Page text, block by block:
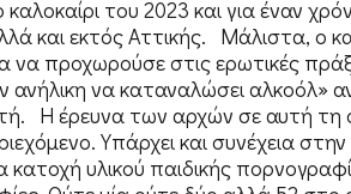
του 2023 και για έναν
και εκτός Αττικής. Μάλιστα, ο
να προχωρούσε στις ερωτικές
ανήλικη να καταναλώσει αλκοόλ»
Η έρευνα των αρχών σε αυτή τη
Υπάρχει και συνέχεια
κατοχή υλικού παιδικής